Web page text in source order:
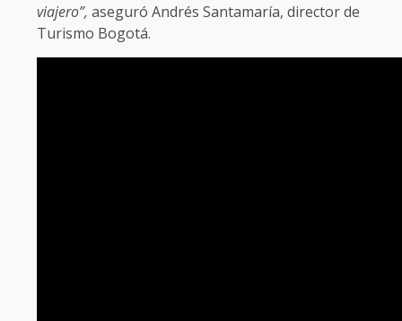
viajero”, aseguró Andrés Santamaría, director de
Turismo Bogotá.